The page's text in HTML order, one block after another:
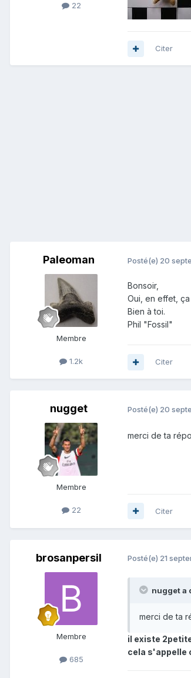
22
Citer
Paleoman
Membre
1.2k
Posté(e) 20
Bonsoir,
Oui, en effet,
Bien à toi.
Phil "Fossil"
Citer
nugget
Membre
22
Posté(e) 20
merci de ta
Citer
brosanpersil
Membre
685
Posté(e) 21
nugget a
merci de ta
il existe
cela s'appelle